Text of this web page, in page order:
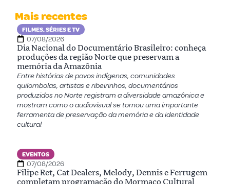
Mais recentes
FILMES, SÉRIES E TV
07/08/2026
Dia Nacional do Documentário Brasileiro: conheça
produções da região Norte que preservam a
memória da Amazônia
Entre histórias de povos indígenas, comunidades
quilombolas, artistas e ribeirinhos, documentários
produzidos no Norte registram a diversidade amazônica e
mostram como o audiovisual se tornou uma importante
ferramenta de preservação da memória e da identidade
cultural
EVENTOS
07/08/2026
Filipe Ret, Cat Dealers, Melody, Dennis e Ferrugem
completam programação do Mormaço Cultural